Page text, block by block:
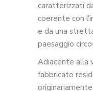
caratterizzati
coerente con
e da una
paesaggio
Adiacente alla
fabbricato